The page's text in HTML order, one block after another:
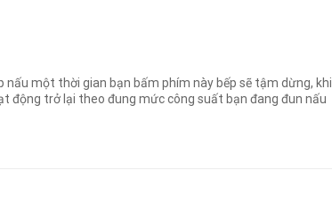
nấu một thời gian bạn bấm phím này bếp sẽ tậm dừng, khi
động trở lại theo đung mức công suất bạn đang đun nấu